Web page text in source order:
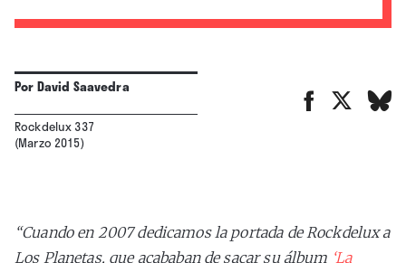
PorDavid Saavedra
Rockdelux 337
(Marzo 2015)
“Cuando en 2007 dedicamos la portada de Rockdelux a
Los Planetas, que acababan de sacar su álbum ‘La